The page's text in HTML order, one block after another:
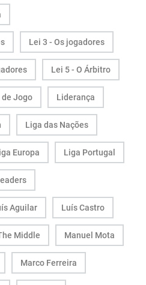
Lei 3 - Os jogadores
Lei 5 - O Árbitro
de Jogo Liderança
Liga das Nações
Europa Liga Portugal
Aguilar Luís Castro
Middle Manuel Mota
Marco Ferreira